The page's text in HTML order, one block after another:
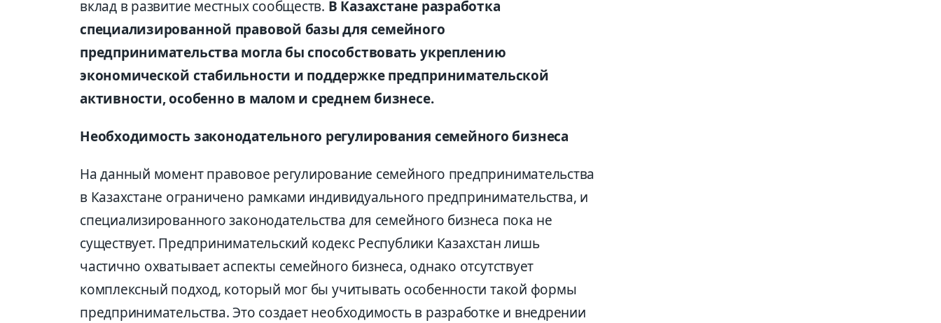
вклад в развитие местных сообществ. В Казахстане разработка
специализированной правовой базы для семейного
предпринимательства могла бы способствовать укреплению
экономической стабильности и поддержке предпринимательской
активности, особенно в малом и среднем бизнесе.
Необходимость законодательного регулирования семейного бизнеса
На данный момент правовое регулирование семейного предпринимательства
в Казахстане ограничено рамками индивидуального предпринимательства, и
специализированного законодательства для семейного бизнеса пока не
существует. Предпринимательский кодекс Республики Казахстан лишь
частично охватывает аспекты семейного бизнеса, однако отсутствует
комплексный подход, который мог бы учитывать особенности такой формы
предпринимательства. Это создает необходимость в разработке и внедрении